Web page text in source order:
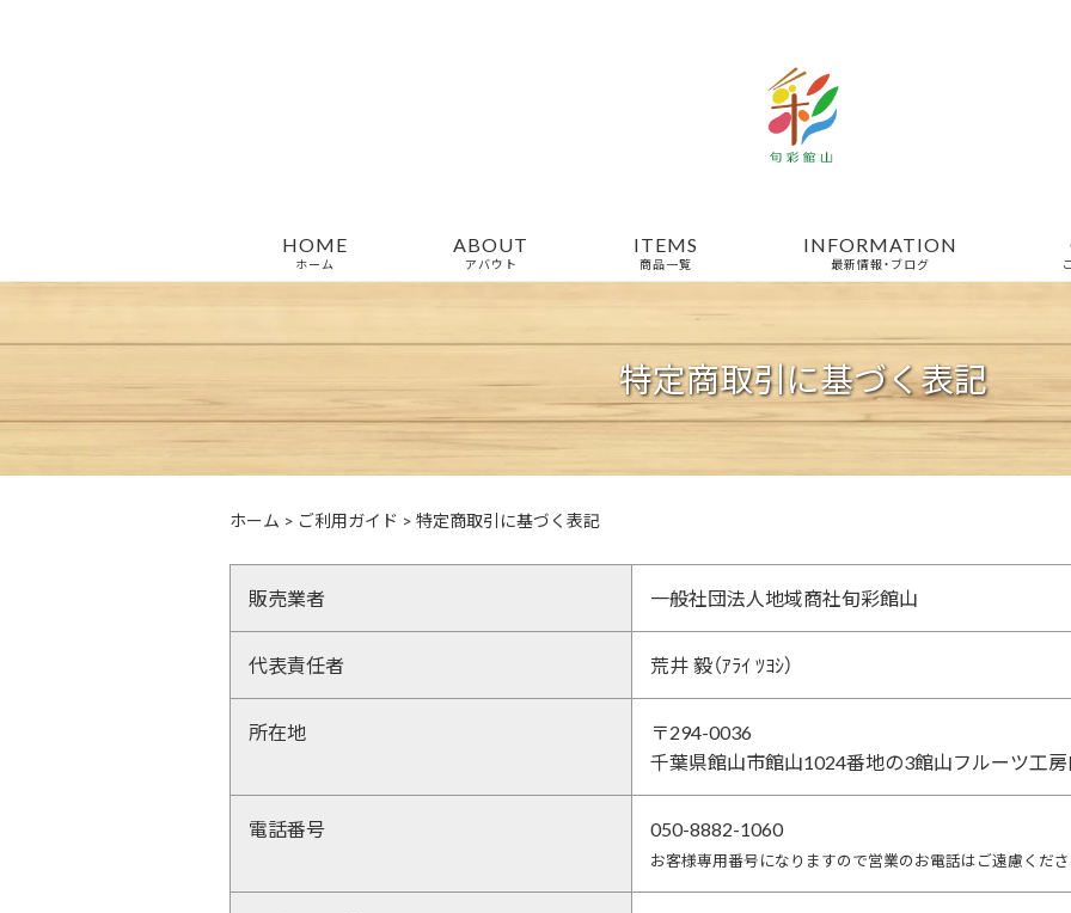
HOME
ホーム
ABOUT
アバウト
ITEMS
商品一覧
INFORMATION
最新情報・ブログ
特定商取引に基づく表記
ホーム > ご利用ガイド > 特定商取引に基づく表記
販売業者 一般社団法人地域商社旬彩館山
代表責任者 荒井 毅（ｱﾗｲ ﾂﾖｼ）
所在地
〒294-0036
千葉県館山市館山1024番地の3館山フルーツ工
電話番号 050-8882-1060
お客様専用番号になりますので営業のお電話はご遠慮くだ